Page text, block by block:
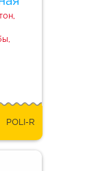
POLI-R